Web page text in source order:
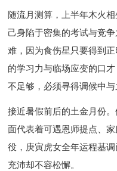
随流月测算，上半年木火
己身陷于密集的考试与竞
难，因为食伤星只要得到
的学习力与临场应变的口
不足够，必须寻得调候中与
接近暑假前后的土金月份
面代表着可遇恩师提点、
役，庚寅虎女全年运程基
充沛却不容松懈。